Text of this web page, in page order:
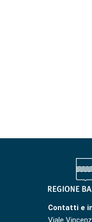
Contatti e
Viale